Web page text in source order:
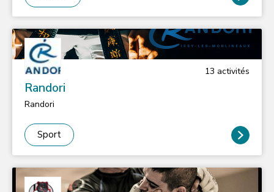
une sélection musicale soignée et variée issue de tous
horizons : Cuba, Porto Rico, Colombie, Venezuela, New
concevons, nos activités se doivent d’être festives,
dynamiques et récréatives. Pour plus d'infos cliquez sur
les icones ci-dessous. L'équipe ADECA
13 activités
Randori
Randori
Sport